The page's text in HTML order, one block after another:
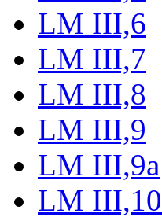
LM III,6
LM III,7
LM III,8
LM III,9
LM III,9a
LM III,10